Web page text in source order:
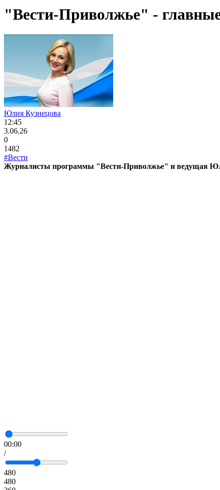
"Вести-Приволжье" - главные
Юлия Кузнецова
12:45
3.06.26
0
1482
#Вести
Журналисты программы "Вести-Приволжье" и ведущая
00:00
/
480
480